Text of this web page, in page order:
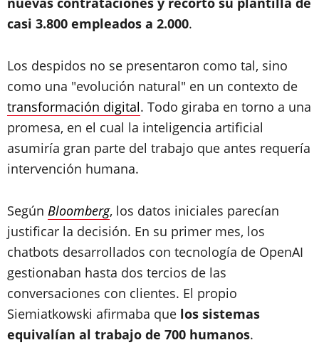
casi 3.800 empleados a 2.000.
Los despidos no se presentaron como tal, sino
como una "evolución natural" en un contexto de
transformación digital. Todo giraba en torno a una
promesa, en el cual la inteligencia artificial
asumiría gran parte del trabajo que antes requería
intervención humana.
Según Bloomberg, los datos iniciales parecían
justificar la decisión. En su primer mes, los
chatbots desarrollados con tecnología de OpenAI
gestionaban hasta dos tercios de las
conversaciones con clientes. El propio
Siemiatkowski afirmaba que los sistemas
equivalían al trabajo de 700 humanos.